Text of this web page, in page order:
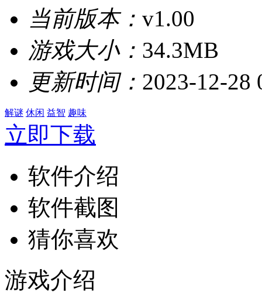
当前版本： v1.00
游戏大小： 34.3MB
更新时间： 2023-12-28
解谜 休闲 益智 趣味
立即下载
软件介绍
软件截图
猜你喜欢
游戏介绍